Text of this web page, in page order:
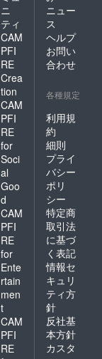
ニ
ティ
CAM
PFI
RE
Crea
tion
CAM
PFI
RE
for
Soci
al
Goo
d
CAM
PFI
RE
for
Ente
rtain
men
t
CAM
PFI
RE
ニュー
ス
ヘルプ
お問い
合わせ
各種規定
利用規
約
細則
プライ
バシー
ポリ
シー
特定商
取引法
に基づ
く表記
情報セ
キュリ
ティ方
針
反社基
本方針
カスタ